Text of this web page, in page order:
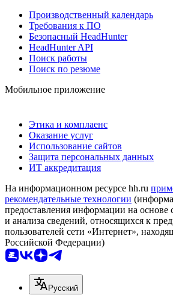
Производственный календарь
Требования к ПО
Безопасный HeadHunter
HeadHunter API
Поиск работы
Поиск по резюме
Мобильное приложение
Этика и комплаенс
Оказание услуг
Использование сайтов
Защита персональных данных
ИТ аккредитация
На информационном ресурсе hh.ru
рекомендательные технологии
предоставления информации на основе
и анализа сведений, относящихся к
пользователей сети «Интернет»,
Российской Федерации)
Русский